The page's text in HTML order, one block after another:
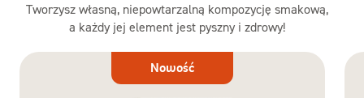
Tworzysz własną, niepowtarzalną kompozycję smakową,
a każdy jej element jest pyszny i zdrowy!
Dieta
Nowość